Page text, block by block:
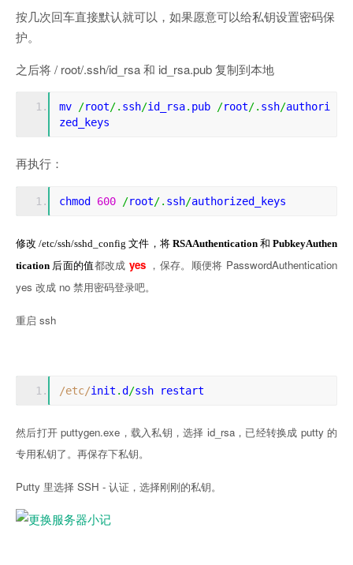
按几次回车直接默认就可以，如果愿意可以给私钥设置密码保
护。
之后将 / root/.ssh/id_rsa 和 id_rsa.pub 复制到本地
mv /root/. ssh/id_rsa. pub /root/. ssh/authori
zed_keys
再执行：
chmod 600 /root/. ssh/authorized_keys
修改 /etc/ssh/sshd_config文件，将RSAAuthentication 和 PubkeyAuthen
tication 后面的值都改成 yes ，保存。顺便将 PasswordAuthentication
yes 改成 no 禁用密码登录吧。
重启 ssh
/etc/init .d /ssh restart
然后打开 puttygen.exe，载入私钥，选择 id_rsa，已经转换成 putty 的
专用私钥了。再保存下私钥。
Putty 里选择 SSH - 认证，选择刚刚的私钥。